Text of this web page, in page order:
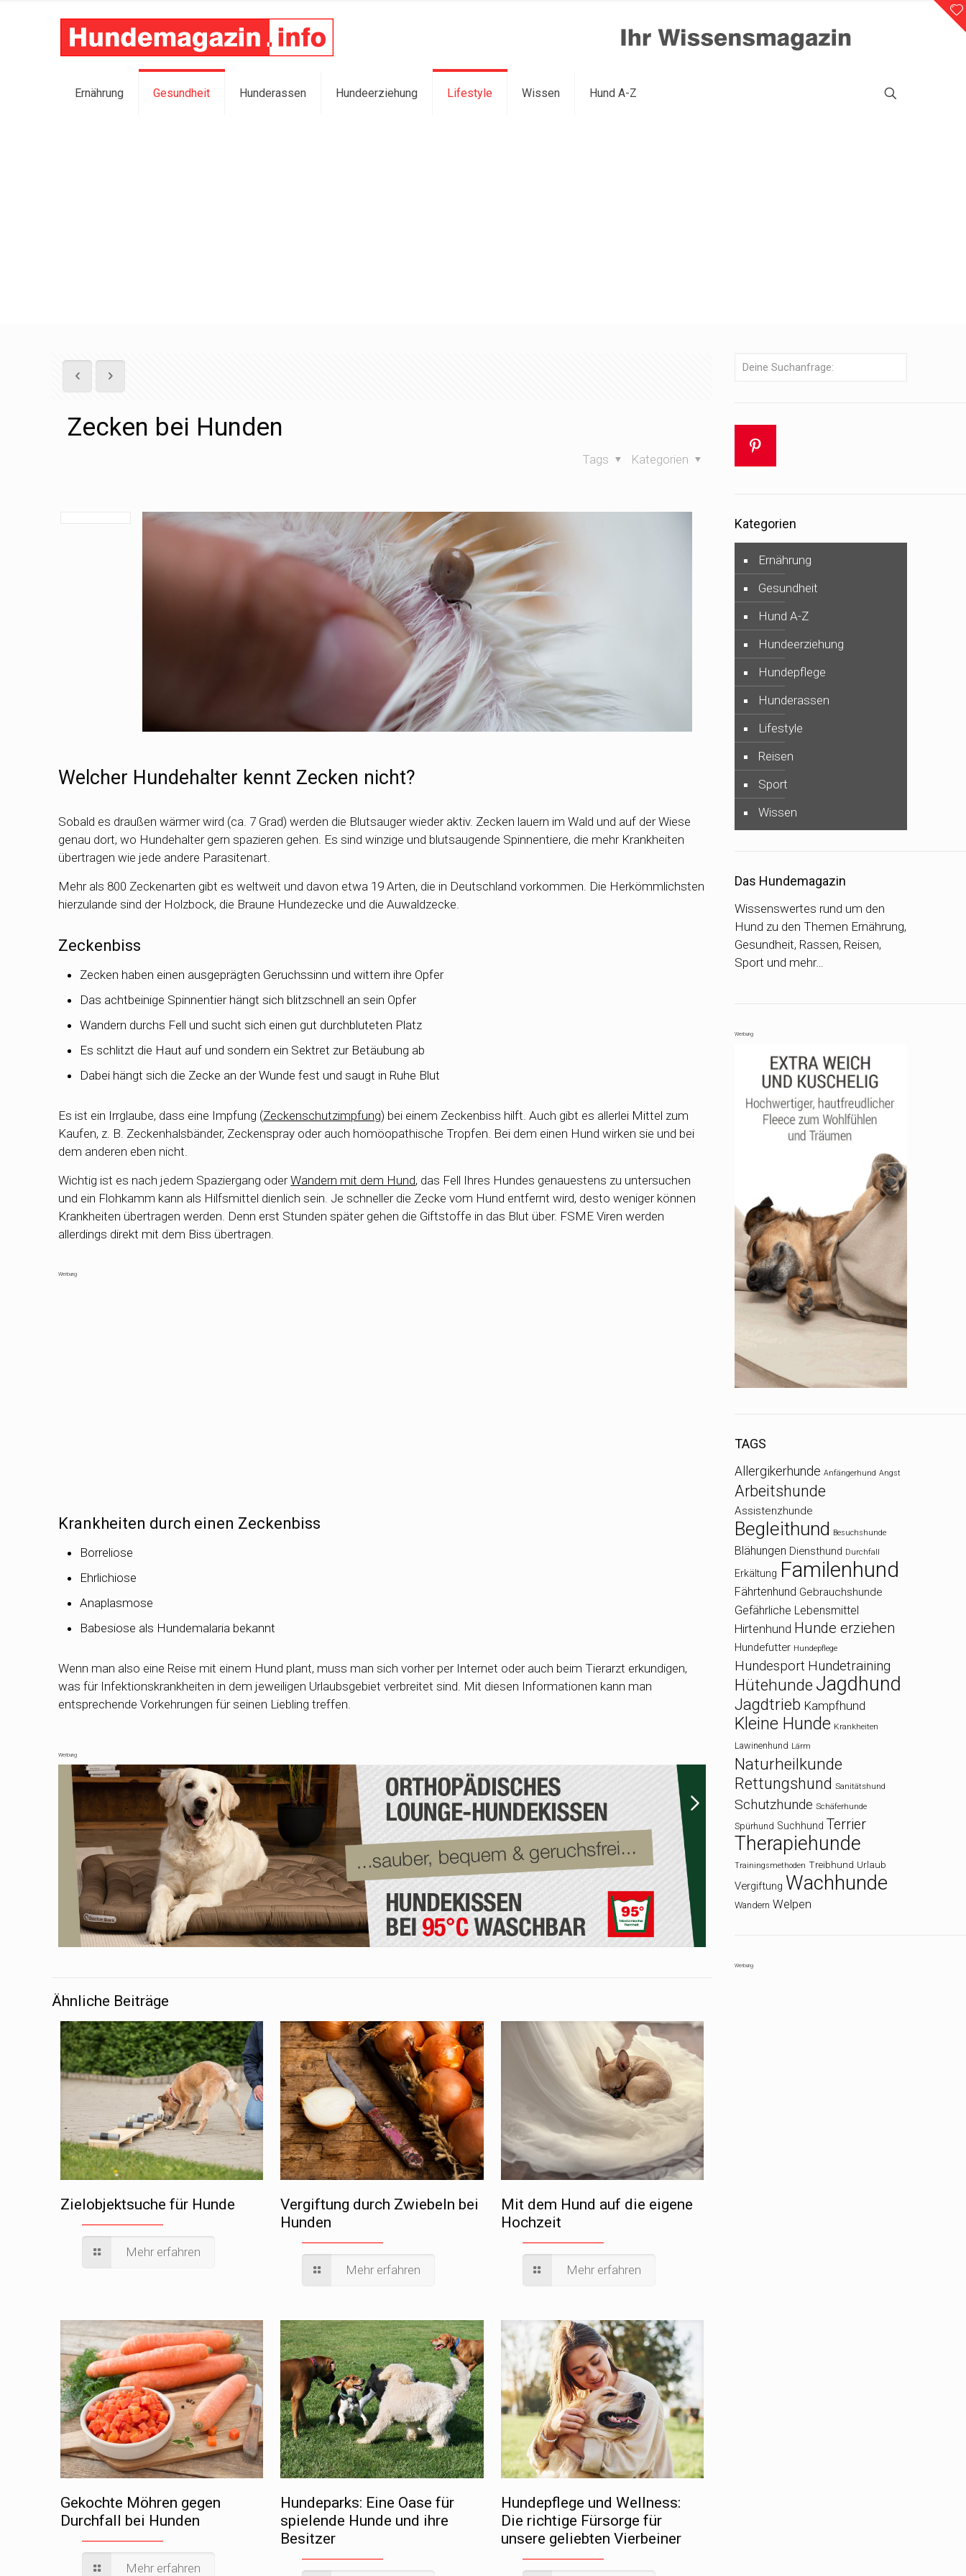
Ernährung Gesundheit Hunderassen Hundeerziehung Lifestyle Wissen Hund A-Z
Zecken bei Hunden
Kategorien
Tags
Welcher Hundehalter kennt Zecken nicht?
Sobald es draußen wärmer wird (ca. 7 Grad) werden die Blutsauger wieder aktiv. Zecken lauern im Wald und auf der Wiese
genau dort, wo Hundehalter gern spazieren gehen. Es sind winzige und blutsaugende Spinnentiere, die mehr Krankheiten
übertragen wie jede andere Parasitenart.
Mehr als 800 Zeckenarten gibt es weltweit und davon etwa 19 Arten, die in Deutschland vorkommen. Die Herkömmlichsten
hierzulande sind der Holzbock, die Braune Hundezecke und die Auwaldzecke.
Zeckenbiss
Zecken haben einen ausgeprägten Geruchssinn und wittern ihre Opfer
Das achtbeinige Spinnentier hängt sich blitzschnell an sein Opfer
Wandern durchs Fell und sucht sich einen gut durchbluteten Platz
Es schlitzt die Haut auf und sondern ein Sektret zur Betäubung ab
Dabei hängt sich die Zecke an der Wunde fest und saugt in Ruhe Blut
Es ist ein Irrglaube, dass eine Impfung (Zeckenschutzimpfung) bei einem Zeckenbiss hilft. Auch gibt es allerlei Mittel zum
Kaufen, z. B. Zeckenhalsbänder, Zeckenspray oder auch homöopathische Tropfen. Bei dem einen Hund wirken sie und bei
dem anderen eben nicht.
Wichtig ist es nach jedem Spaziergang oderWandern mit dem Hund, das Fell Ihres Hundes genauestens zu untersuchen
und ein Flohkamm kann als Hilfsmittel dienlich sein. Je schneller die Zecke vom Hund entfernt wird, desto weniger können
Krankheiten übertragen werden. Denn erst Stunden später gehen die Giftstoffe in das Blut über. FSME Viren werden
allerdings direkt mit dem Biss übertragen.
Werbung
Krankheiten durch einen Zeckenbiss
Borreliose
Ehrlichiose
Anaplasmose
Babesiose als Hundemalaria bekannt
Wenn man also eine Reise mit einem Hund plant, muss man sich vorher per Internet oder auch beim Tierarzt erkundigen,
was für Infektionskrankheiten in dem jeweiligen Urlaubsgebiet verbreitet sind. Mit diesen Informationen kann man
entsprechende Vorkehrungen für seinen Liebling treffen.
Werbung
Ähnliche Beiträge
Zielobjektsuche für Hunde
Mehr erfahren
Vergiftung durch Zwiebeln bei
Hunden
Mehr erfahren
Mit dem Hund auf die eigene
Hochzeit
Mehr erfahren
Gekochte Möhren gegen
Durchfall bei Hunden
Mehr erfahren
Hundeparks: Eine Oase für
spielende Hunde und ihre
Besitzer
Hundepflege und Wellness:
Die richtige Fürsorge für
unsere geliebten Vierbeiner
Kategorien
Ernährung
Gesundheit
Hund A-Z
Hundeerziehung
Hundepflege
Hunderassen
Lifestyle
Reisen
Sport
Wissen
Das Hundemagazin
Wissenswertes rund um den
Hund zu den Themen Ernährung,
Gesundheit, Rassen, Reisen,
Sport und mehr…
Werbung
TAGS
Allergikerhunde Anfängerhund Angst
Arbeitshunde
Assistenzhunde
Begleithund Besuchshunde
Blähungen Diensthund Durchfall
Erkältung Familenhund
Fährtenhund Gebrauchshunde
Gefährliche Lebensmittel
Hirtenhund Hunde erziehen
Hundefutter Hundepflege
Hundesport Hundetraining
Hütehunde Jagdhund
Jagdtrieb Kampfhund
Kleine Hunde Krankheiten
Lawinenhund Lärm
Naturheilkunde
Rettungshund Sanitätshund
Schutzhunde Schäferhunde
Spürhund Suchhund Terrier
Therapiehunde
Trainingsmethoden Treibhund Urlaub
Vergiftung Wachhunde
Wandern Welpen
Werbung